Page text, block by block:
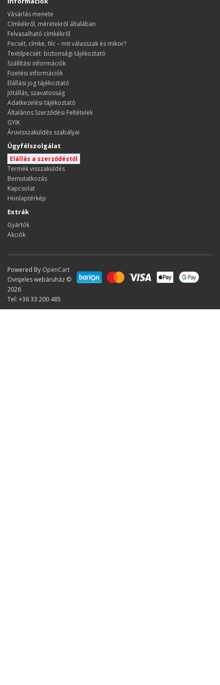
Vásárlás menete
​​​​​​​Címkékről, méretekről általában
Felvasalható címkékről
Pecsét, címke, filc – mit válasszak és mikor?
Textilpecsét: biztonsági tájékoztató
Szállítási információk
Fizetési információk
Elállási jog tájékoztató
Jótállás, szavatosság
Adatkezelési tájékoztató
Általános Szerződési Feltételek
GYIK
Áruvisszaküldés szabályai
Ügyfélszolgálat
Elállás a szerződéstől
Termék visszaküldés
Bemutatkozás
Kapcsolat
Honlaptérkép
Extrák
Gyártók
Akciók
Powered By OpenCart
Ovisjeles webáruház ©
2026
Tel: +36 33 200 485